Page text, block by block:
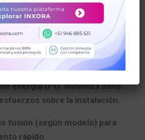
estándar
de cortepara entornos
con elevados niveles de
energía (I²t):minimiza daño
sobre la instalación.
fusión (según modelo) para
rápido.